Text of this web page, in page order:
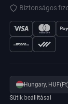
Biztonságos
Hungary,
Sütik beállításai